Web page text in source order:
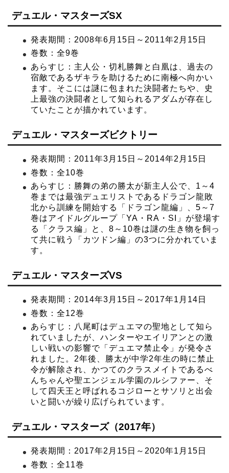
デュエル・マスターズSX
発表期間：2008年6月15日～2011年2月15日
巻数：全9巻
あらすじ：主人公・切札勝舞と白凰は、過去の
宿敵であるザキラを助けるために南極へ向かい
ます。そこには謎に包まれた決闘者たちや、史
上最強の決闘者として知られるアダムが存在し
ていたことが描かれています。
デュエル・マスターズビクトリー
発表期間：2011年3月15日～2014年2月15日
巻数：全10巻
あらすじ：勝舞の弟の勝太が新主人公で、1～4
巻までは最強デュエリストであるドラゴン龍敗
北から訓練を開始する「ドラゴン龍編」、5～7
巻はアイドルグループ「YA・RA・SI」が登場す
る「クラス編」と、8～10巻は謎の生き物を飼っ
て共に戦う「カツドン編」の3つに分かれていま
す。
デュエル・マスターズVS
発表期間：2014年3月15日～2017年1月14日
巻数：全12巻
あらすじ：八尾町はデュエマの聖地として知ら
れていましたが、ハンターやエイリアンとの激
しい戦いの影響で「デュエマ禁止令」が発令さ
れました。2年後、勝太が中学2年生の時に禁止
令が解除され、かつてのクラスメイトであるべ
んちゃんや聖エンジェル学園のルシファー、そ
して四天王と呼ばれるコジローとサソリと出会
いと闘いが繰り広げられています。
デュエル・マスターズ（2017年）
発表期間：2017年2月15日～2020年1月15日
巻数：全11巻